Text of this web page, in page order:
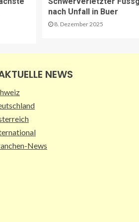
Fahrtrichtung
BRANCHEN-NEWS (DE)
17
nach Unfall in Buer
8. Dezember 2025
NEWS
News